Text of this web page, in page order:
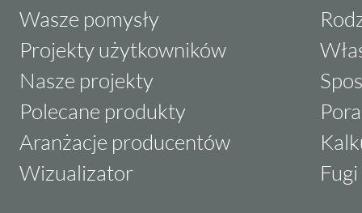
Wasze pomysły
Projekty użytkowników
Nasze projekty
Polecane produkty
Aranżacje producentów
Wizualizator